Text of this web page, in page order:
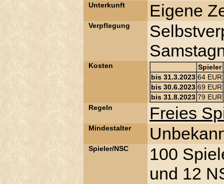
Unterkunft Eigene
Verpflegung
Kosten
Spieler
bis 31.3.2023 64 EUR
bis 30.6.2023 69 EUR
bis 31.8.2023 79 EUR
Regeln
Freies
Mindestalter
Spieler/NSC
100
und 12